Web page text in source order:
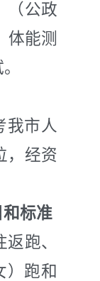
（公政
体能测
我市人
，经资
和标准
返跑、
）跑和